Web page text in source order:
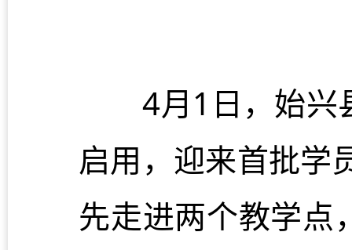
4月1日，始兴县
启用，迎来首批学
先走进两个教学点